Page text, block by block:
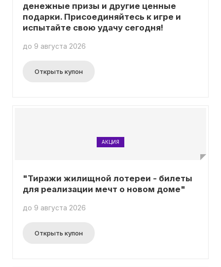
денежные призы и другие ценные
подарки. Присоединяйтесь к игре и
испытайте свою удачу сегодня!
до 9 августа 2026
Открыть купон
АКЦИЯ
"Тиражи жилищной лотереи - билеты
для реализации мечт о новом доме"
до 9 августа 2026
Открыть купон